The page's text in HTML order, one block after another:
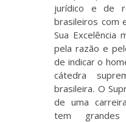
jurídico e de
brasileiros com
Sua Excelência
pela razão e
de indicar o
cátedra
brasileira. O
de uma
tem grandes